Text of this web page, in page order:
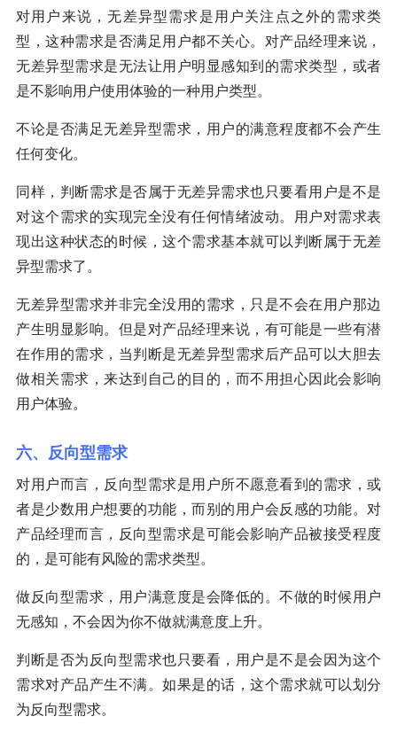
对用户来说，无差异型需求是用户关注点之外的需求类
型，这种需求是否满足用户都不关心。对产品经理来说，
无差异型需求是无法让用户明显感知到的需求类型，或者
是不影响用户使用体验的一种用户类型。
不论是否满足无差异型需求，用户的满意程度都不会产生
任何变化。
同样，判断需求是否属于无差异需求也只要看用户是不是
对这个需求的实现完全没有任何情绪波动。用户对需求表
现出这种状态的时候，这个需求基本就可以判断属于无差
异型需求了。
无差异型需求并非完全没用的需求，只是不会在用户那边
产生明显影响。但是对产品经理来说，有可能是一些有潜
在作用的需求，当判断是无差异型需求后产品可以大胆去
做相关需求，来达到自己的目的，而不用担心因此会影响
用户体验。
六、反向型需求
对用户而言，反向型需求是用户所不愿意看到的需求，或
者是少数用户想要的功能，而别的用户会反感的功能。对
产品经理而言，反向型需求是可能会影响产品被接受程度
的，是可能有风险的需求类型。
做反向型需求，用户满意度是会降低的。不做的时候用户
无感知，不会因为你不做就满意度上升。
判断是否为反向型需求也只要看，用户是不是会因为这个
需求对产品产生不满。如果是的话，这个需求就可以划分
为反向型需求。